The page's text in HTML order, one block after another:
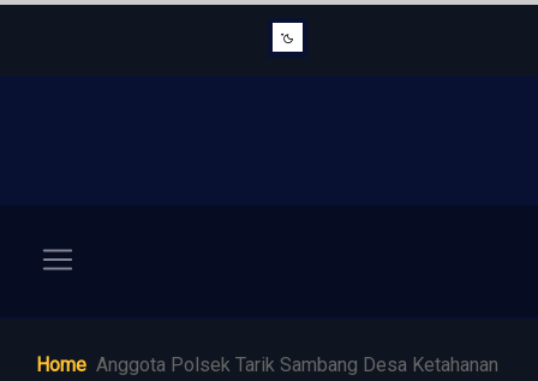
Home Anggota Polsek Tarik Sambang Desa Ketahanan